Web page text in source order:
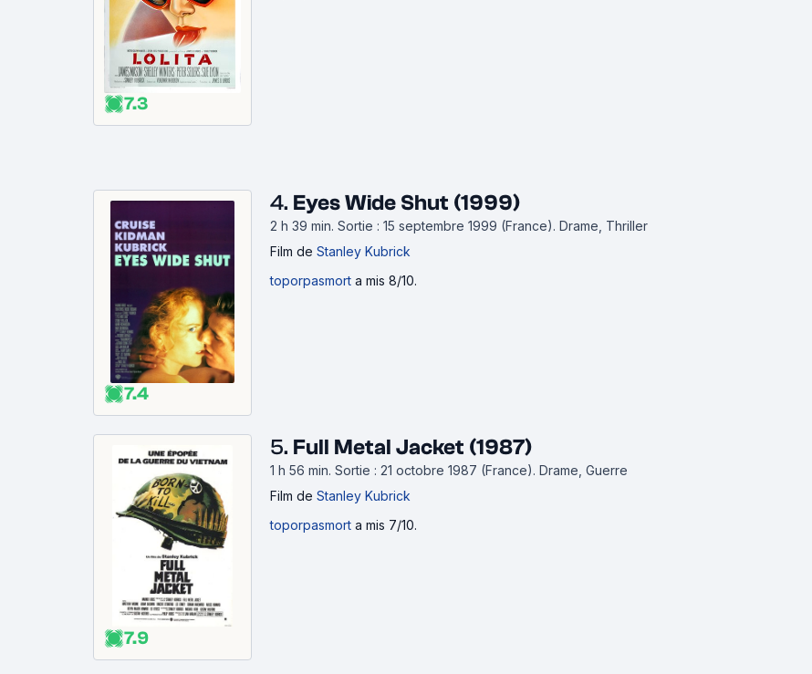
7.3
7.4
4. Eyes Wide Shut (1999)
2 h 39 min. Sortie : 15 septembre 1999 (France). Drame, Thriller
Film de Stanley Kubrick
toporpasmort a mis 8/10.
7.9
5. Full Metal Jacket (1987)
1 h 56 min. Sortie : 21 octobre 1987 (France). Drame, Guerre
Film de Stanley Kubrick
toporpasmort a mis 7/10.